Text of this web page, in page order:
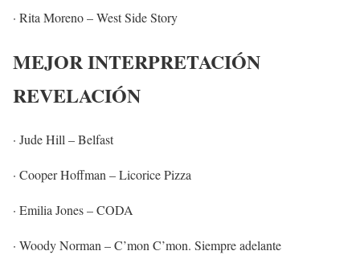
· Rita Moreno – West Side Story
MEJOR INTERPRETACIÓN
REVELACIÓN
· Jude Hill – Belfast
· Cooper Hoffman – Licorice Pizza
· Emilia Jones – CODA
· Woody Norman – C’mon C’mon. Siempre adelante